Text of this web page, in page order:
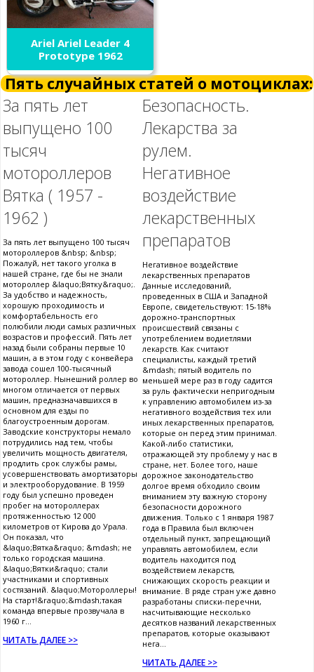
Ariel Ariel Leader 4
Prototype 1962
Пять случайных статей о мотоциклах:
За пять лет
выпущено 100
тысяч
мотороллеров
Вятка ( 1957 -
1962 )
За пять лет выпущено 100 тысяч
мотороллеров &nbsp; &nbsp;
Пожалуй, нет такого уголка в
нашей стране, где бы не знали
мотороллер &laquo;Вятку&raquo;.
За удобство и надежность,
хорошую проходимость и
комфортабельность его
полюбили люди самых различных
возрастов и профессий. Пять лет
назад были собраны первые 10
машин, а в этом году с конвейера
завода сошел 100-тысячный
мотороллер. Нынешний роллер во
многом отличается от первых
машин, предназначавшихся в
основном для езды по
благоустроенным дорогам.
Заводские конструкторы немало
потрудились над тем, чтобы
увеличить мощность двигателя,
продлить срок службы рамы,
усовершенствовать амортизаторы
и электрооборудование. В 1959
году был успешно проведен
пробег на мотороллерах
протяженностью 12 000
километров от Кирова до Урала.
Он показал, что
&laquo;Вятка&raquo; &mdash; не
только городская машина.
&laquo;Вятки&raquo; стали
участниками и спортивных
состязаний. &laquo;Мотороллеры!
На старт!&raquo;&mdash;такая
команда впервые прозвучала в
1960 г...
ЧИТАТЬ ДАЛЕЕ >>
Безопасность.
Лекарства за
рулем.
Негативное
воздействие
лекарственных
препаратов
Негативное воздействие
лекарственных препаратов
Данные исследований,
проведенных в США и Западной
Европе, свидетельствуют: 15-18%
дорожно-транспортных
происшествий связаны с
употреблением водиетлями
лекарств. Как считают
специалисты, каждый третий
&mdash; пятый водитель по
меньшей мере раз в году садится
за руль фактически непригодным
к управлению автомобилем из-за
негативного воздействия тех или
иных лекарственных препаратов,
которые он перед этим принимал.
Какой-либо статистики,
отражающей эту проблему у нас в
стране, нет. Более того, наше
дорожное законодательство
долгое время обходило своим
вниманием эту важную сторону
безопасности дорожного
движения. Только с 1 января 1987
года в Правила был включен
отдельный пункт, запрещающий
управлять автомобилем, если
водитель находится под
воздействием лекарств,
снижающих скорость реакции и
внимание. В ряде стран уже давно
разработаны списки-перечни,
насчитывающие несколько
десятков названий лекарственных
препаратов, которые оказывают
нега...
ЧИТАТЬ ДАЛЕЕ >>